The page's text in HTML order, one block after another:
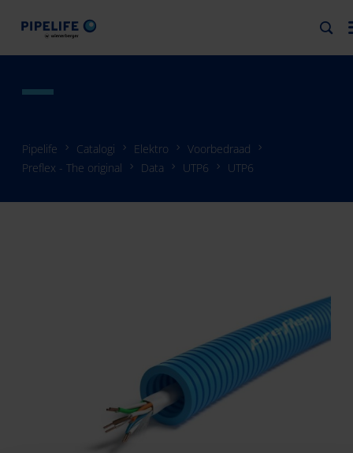
Pipelife Catalogi Elektro
Voorbedraad
Preflex - The original
Data UTP6 UTP6